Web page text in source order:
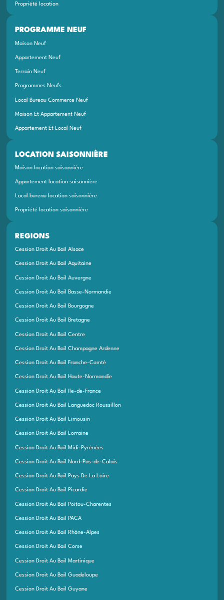
Propriété location
PROGRAMME NEUF
Programmes Neufs
Appartement Neuf
Maison Neuf
Local Bureau Commerce Neuf
Terrain Neuf
Maison Et Appartement Neuf
Appartement Et Local Neuf
LOCATION SAISONNIÈRE
Maison location saisonnière
Appartement location saisonnière
Local bureau location saisonnière
Propriété location saisonnière
REGIONS
Cession Droit Au Bail Alsace
Cession Droit Au Bail Aquitaine
Cession Droit Au Bail Auvergne
Cession Droit Au Bail Basse-Normandie
Cession Droit Au Bail Bourgogne
Cession Droit Au Bail Bretagne
Cession Droit Au Bail Centre
Cession Droit Au Bail Champagne Ardenne
Cession Droit Au Bail Franche-Comté
Cession Droit Au Bail Haute-Normandie
Cession Droit Au Bail Ile-de-France
Cession Droit Au Bail Languedoc Roussillon
Cession Droit Au Bail Limousin
Cession Droit Au Bail Lorraine
Cession Droit Au Bail Midi-Pyrénées
Cession Droit Au Bail Nord-Pas-de-Calais
Cession Droit Au Bail Pays De La Loire
Cession Droit Au Bail Picardie
Cession Droit Au Bail Poitou-Charentes
Cession Droit Au Bail PACA
Cession Droit Au Bail Rhône-Alpes
Cession Droit Au Bail Corse
Cession Droit Au Bail Martinique
Cession Droit Au Bail Guadeloupe
Cession Droit Au Bail Guyane